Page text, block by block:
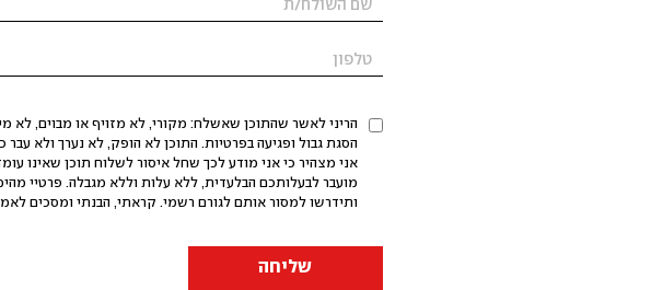
הריני לאשר שהתוכן שאשלח: מקורי, לא מזויף או מבוים, לא
אני מצהיר כי אני מודע לכך שחל איסור לשלוח תוכן שאינו
מועבר לבעלותכם הבלעדית, ללא עלות וללא מגבלה. פרטיי
ותידרשו למסור אותם לגורם רשמי. קראתי, הבנתי ומסכים
שליחה